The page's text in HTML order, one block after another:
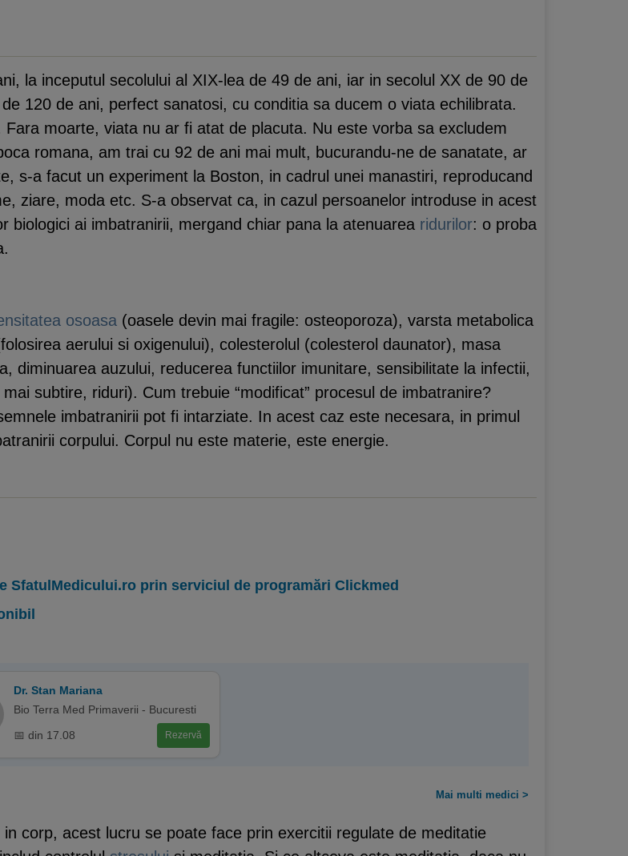
la inceputul secolului al XIX-lea de 49 de ani, iar in secolul XX de 90 de
120 de ani, perfect sanatosi, cu conditia sa ducem o viata echilibrata.
moarte, viata nu ar fi atat de placuta. Nu este vorba sa excludem
romana, am trai cu 92 de ani mai mult, bucurandu-ne de sanatate, ar
s-a facut un experiment la Boston, in cadrul unei manastiri, reproducand
ziare, moda etc. S-a observat ca, in cazul persoanelor introduse in acest
biologici ai imbatranirii, mergand chiar pana la atenuarea ridurilor: o proba
osoasa (oasele devin mai fragile: osteoporoza), varsta metabolica
aerului si oxigenului), colesterolul (colesterol daunator), masa
diminuarea auzului, reducerea functiilor imunitare, sensibilitate la infectii,
subtire, riduri). Cum trebuie “modificat” procesul de imbatranire?
imbatranirii pot fi intarziate. In acest caz este necesara, in primul
corpului. Corpul nu este materie, este energie.
SfatulMedicului.ro prin serviciul de programări Clickmed
Dr. Stan Mariana
Bio Terra Med Primaverii - Bucuresti
📅 din 17.08 Rezervă
Mai multi medici >
corp, acest lucru se poate face prin exercitii regulate de meditatie